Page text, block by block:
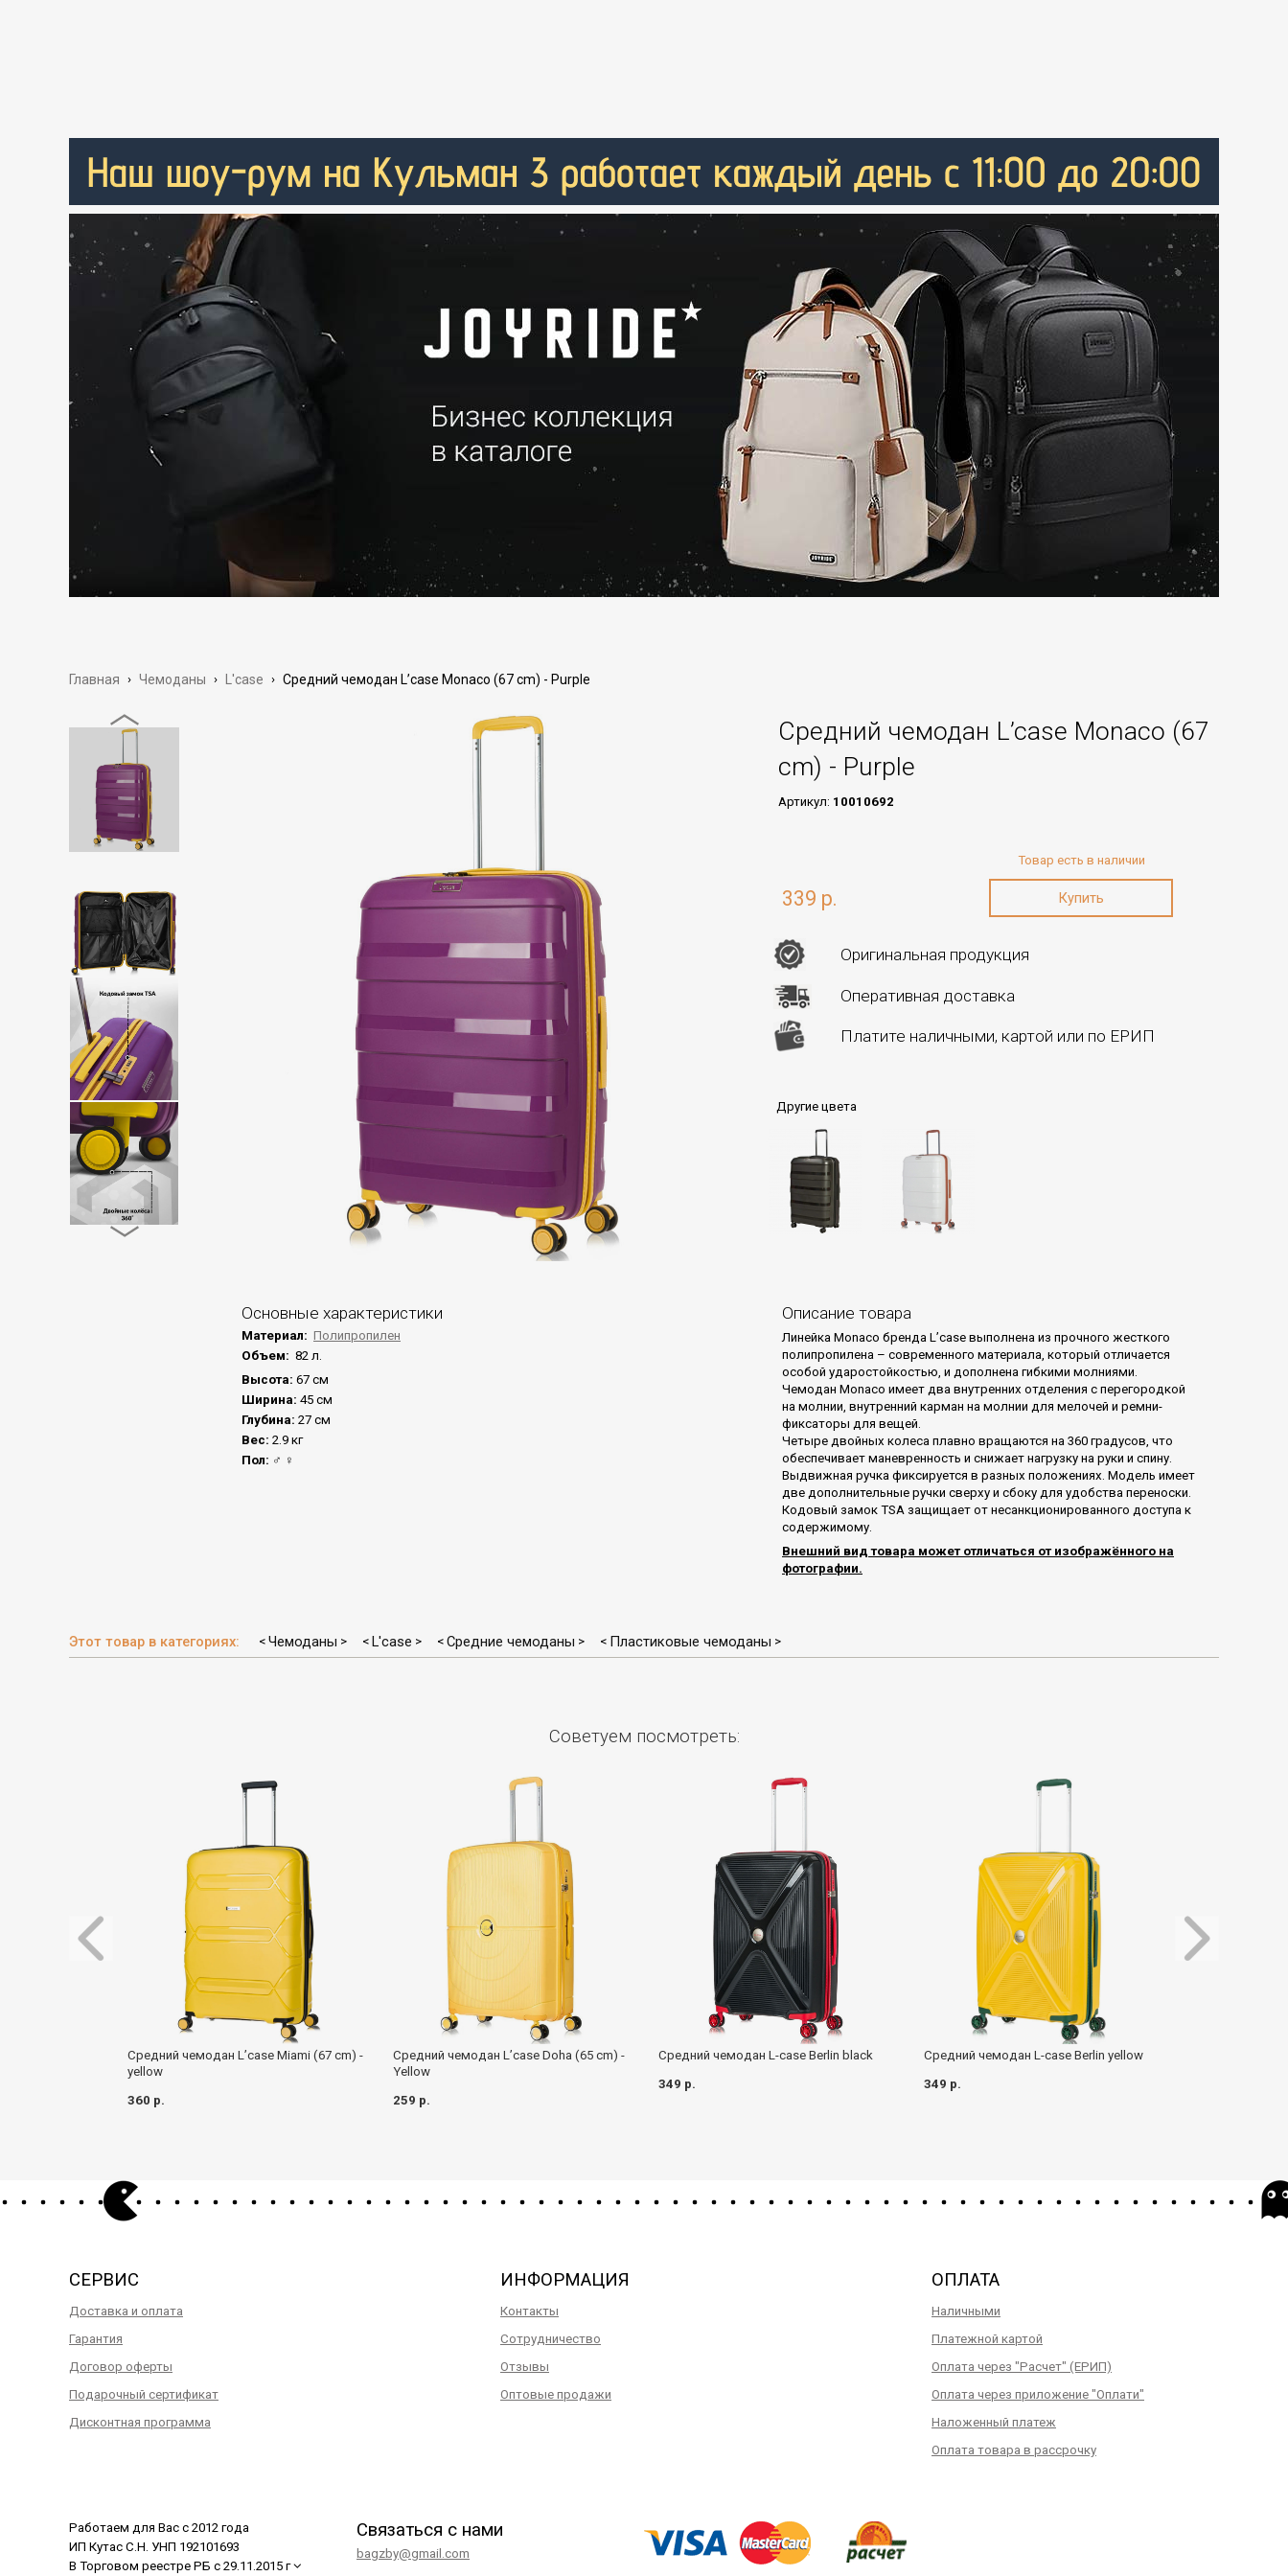
Главная › Чемоданы › L'case › Средний чемодан L’case Monaco (67 cm) - Purple
Средний чемодан L’case Monaco (67
cm) - Purple
Артикул: 10010692
339 р.
Товар есть в наличии
Оригинальная продукция
Оперативная доставка
Платите наличными, картой или по ЕРИП
Другие цвета
Основные характеристики
Материал: Полипропилен
Объем: 82 л.
Высота: 67 см
Ширина: 45 см
Глубина: 27 см
Вес: 2.9 кг
Пол: ♂ ♀
Описание товара
Линейка Monaco бренда L’case выполнена из прочного жесткого
полипропилена – современного материала, который отличается
особой ударостойкостью, и дополнена гибкими молниями.
Чемодан Monaco имеет два внутренних отделения с перегородкой
на молнии, внутренний карман на молнии для мелочей и ремни-
фиксаторы для вещей.
Четыре двойных колеса плавно вращаются на 360 градусов, что
обеспечивает маневренность и снижает нагрузку на руки и спину.
Выдвижная ручка фиксируется в разных положениях. Модель имеет
две дополнительные ручки сверху и сбоку для удобства переноски.
Кодовый замок TSA защищает от несанкционированного доступа к
содержимому.
Внешний вид товара может отличаться от изображённого на
фотографии.
Этот товар в категориях: < Чемоданы > < L'case > < Средние чемоданы > < Пластиковые чемоданы >
Советуем посмотреть:
Средний чемодан L’case Miami (67 cm) -
yellow
360 р.
Средний чемодан L’case Doha (65 cm) -
Yellow
259 р.
Средний чемодан L-case Berlin black
349 р.
Средний чемодан L-case Berlin yellow
349 р.
СЕРВИС
Доставка и оплата
Гарантия
Договор оферты
Подарочный сертификат
Дисконтная программа
ИНФОРМАЦИЯ
Контакты
Сотрудничество
Отзывы
Оптовые продажи
ОПЛАТА
Наличными
Платежной картой
Оплата через "Расчет" (ЕРИП)
Оплата через приложение "Оплати"
Наложенный платеж
Оплата товара в рассрочку
Работаем для Вас с 2012 года
ИП Кутас С.Н. УНП 192101693
В Торговом реестре РБ с 29.11.2015 г
Связаться с нами
bagzby@gmail.com